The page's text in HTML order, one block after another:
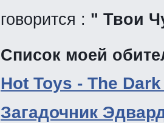
говорится : " Твои
Список моей
Hot Toys - The
Загадочник